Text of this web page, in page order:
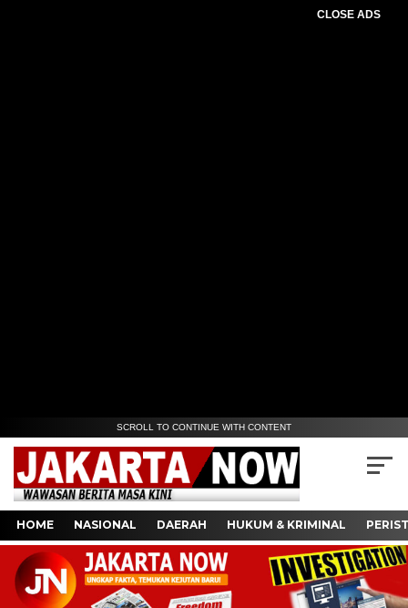
CLOSE ADS
SCROLL TO CONTINUE WITH CONTENT
HOME NASIONAL DAERAH HUKUM & KRIMINAL